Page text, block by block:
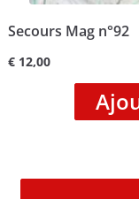
Secours Mag n°92
€12,00